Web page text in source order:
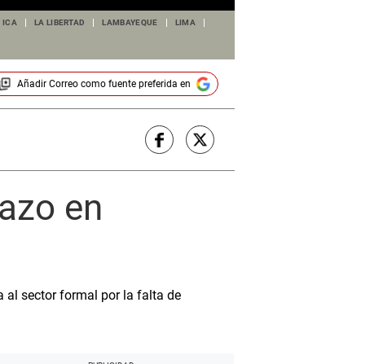
de
ICA LA LIBERTAD LAMBAYEQUE LIMA
Añadir Correocomo fuente preferida en
en
al sector formal por la falta de